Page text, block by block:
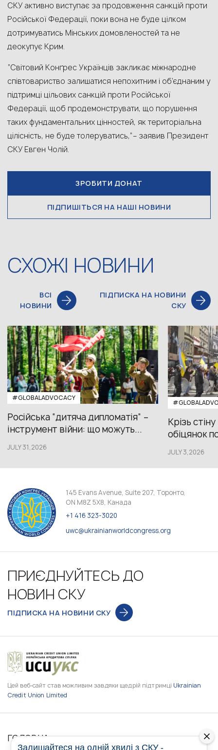
СКУ активно виступає за продовження санкцій проти
Російської Федерації, поки вона не буде цілком
дотримуватись Мінських домовленостей та не
деокупує Крим.
“Світовий Конґрес Українців закликає міжнародне
співтовариство залишатися непохитним і об’єднаним у
підтримці цільових санкцій проти Російської
Федерації, щоб продемонструвати, що порушення
таких фундаментальних цінностей, як територіальна
цілісність, не буде толеруватись,”– заявив Президент
СКУ Евген Чолій.
ЗРОБИТИ ДОНАТ
ПІДПИШІТЬСЯ НА НАШІ НОВИНИ
СХОЖІ НОВИНИ
ВСІ
НОВИНИ
ПІДПИСКА НА НОВИНИ
СКУ
#GLOBALADVOCACY
Російська “дитяча дипломатія” –
інструмент війни: що можуть...
JULY 31,2026
Крізь
обіцянок
JULY 3,2026
145 Evans Avenue, Suite 207, Торонто,
ON M8Z 5X8, Канада
+1 416 323-3020
uwc@ukrainianworldcongress.org
ПРИЄДНУЙТЕСЬ ДО
НОВИН СКУ
ПІДПИСКА НА НОВИНИ СКУ
Цей веб-сайт став можливим завдяки щедрій підтримці Ukrainian
Credit Union Limited
ГОЛОВНА
Залишайтеся на одній хвилі з СКУ -